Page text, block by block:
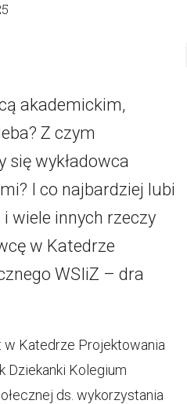
akademickim,
Z czym
się wykładowca
I co najbardziej lubi
wiele innych rzeczy
w Katedrze
WSIiZ – dra
w Katedrze Projektowania
Dziekanki Kolegium
ds. wykorzystania